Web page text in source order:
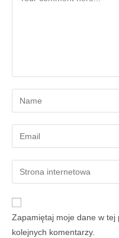
Zapamiętaj moje dane w
kolejnych komentarzy.